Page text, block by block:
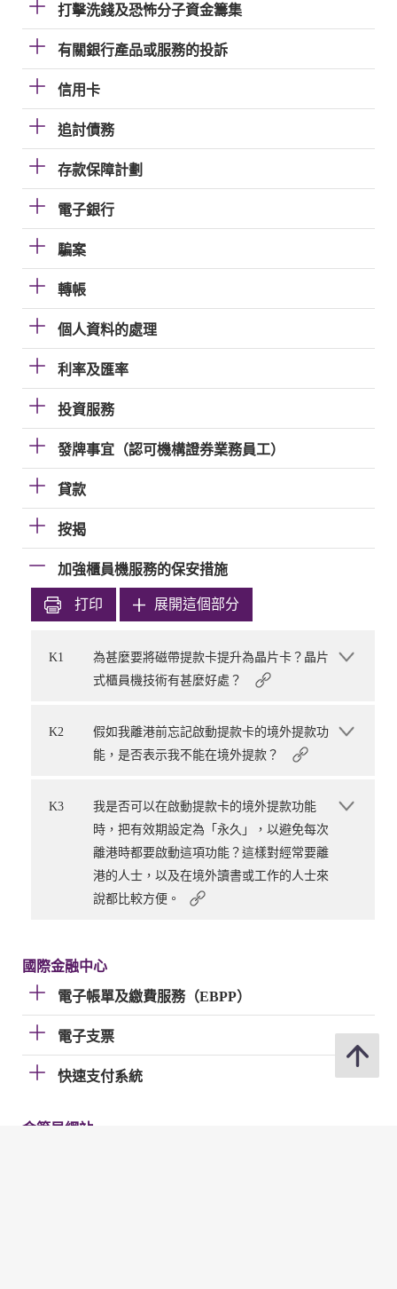
打擊洗錢及恐怖分子資金籌集
有關銀行產品或服務的投訴
信用卡
追討債務
存款保障計劃
電子銀行
騙案
轉帳
個人資料的處理
利率及匯率
投資服務
發牌事宜（認可機構證券業務員工）
貸款
按揭
加強櫃員機服務的保安措施
打印 展開這個部分
K1
為甚麼要將磁帶提款卡提升為晶片卡？晶片
式櫃員機技術有甚麼好處？
K2
假如我離港前忘記啟動提款卡的境外提款功
能，是否表示我不能在境外提款？
K3
我是否可以在啟動提款卡的境外提款功能
時，把有效期設定為「永久」，以避免每次
離港時都要啟動這項功能？這樣對經常要離
港的人士，以及在境外讀書或工作的人士來
說都比較方便。
國際金融中心
電子帳單及繳費服務（EBPP）
電子支票
快速支付系統
金管局網站